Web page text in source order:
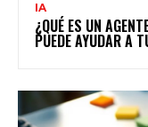
IA
¿QUÉ ES UN
PUEDE AYUDAR A